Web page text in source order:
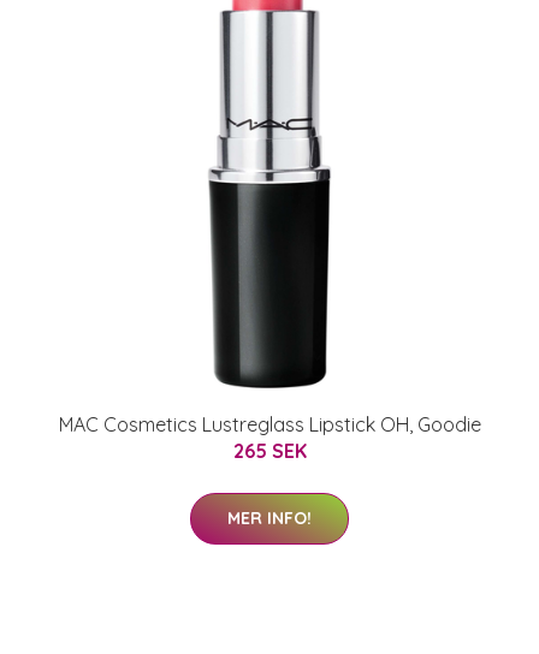
MAC Cosmetics Lustreglass Lipstick OH, Goodie
265 SEK
MER INFO!